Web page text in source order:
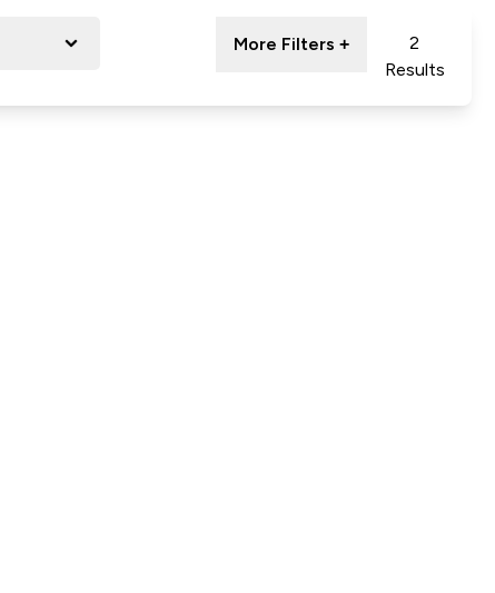
More Filters +
2
Results